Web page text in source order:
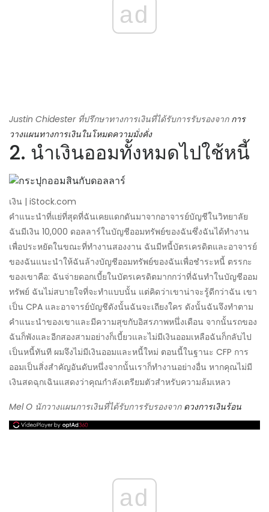
ad
Justin Chidester ที่ปรึกษาทางการเงินที่ได้รับการรับรองจาก การ
วางแผนทางการเงินในโหมดความมั่งคั่ง
2. นำเงินออมทั้งหมดไปใช้หนี้
เงิน | iStock.com
คำแนะนำที่แย่ที่สุดที่ฉันเคยแดกดันมาจากอาจารย์บัญชีในวิทยาลัย
ฉันมีเงิน 10,000 ดอลลาร์ในบัญชีออมทรัพย์ของฉันซึ่งฉันได้ทำงาน
เพื่อประหยัดในขณะที่ทำงานสองงาน ฉันมีหนี้บัตรเครดิตและอาจารย์
ของฉันแนะนำให้ฉันล้างบัญชีออมทรัพย์ของฉันเพื่อชำระหนี้ ตรรกะ
ของเขาคือ: ฉันจ่ายดอกเบี้ยในบัตรเครดิตมากกว่าที่ฉันทำในบัญชีออม
ทรัพย์ ฉันไม่สบายใจที่จะทำแบบนั้น แต่คิดว่าเขาน่าจะรู้ดีกว่าฉัน เขา
เป็น CPA และอาจารย์บัญชีดังนั้นฉันจะเถียงใคร ดังนั้นฉันจึงทำตาม
คำแนะนำของเขาและมีความสุขกับอิสรภาพหนึ่งเดือน จากนั้นรถของ
ฉันก็พังและอีกสองสามอย่างก็เบี้ยวและไม่มีเงินออมเหลือฉันก็กลับไป
เป็นหนี้ทันที ผมจึงไม่มีเงินออมและหนี้ใหม่ ตอนนี้ในฐานะ CFP การ
ออมเป็นสิ่งสำคัญอันดับหนึ่งจากนั้นเราก็ทำงานอย่างอื่น หากคุณไม่มี
เงินสดฉุกเฉินแสดงว่าคุณกำลังเตรียมตัวสำหรับความล้มเหลว
Mel O นักวางแผนการเงินที่ได้รับการรับรองจาก ดวงการเงินร้อน
ad